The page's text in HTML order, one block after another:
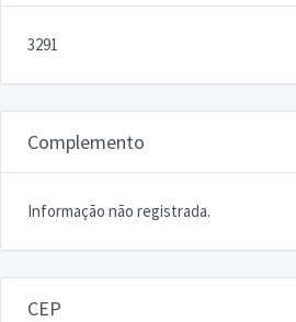
3291
Complemento
Informação não registrada.
CEP